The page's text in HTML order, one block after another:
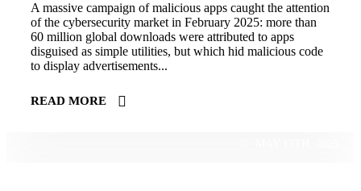
A massive campaign of malicious apps caught the attention
of the cybersecurity market in February 2025: more than
60 million global downloads were attributed to apps
disguised as simple utilities, but which hid malicious code
to display advertisements...
READ MORE